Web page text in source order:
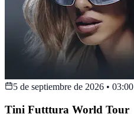
5 de septiembre de 2026 • 03:00
Tini Futttura World Tour